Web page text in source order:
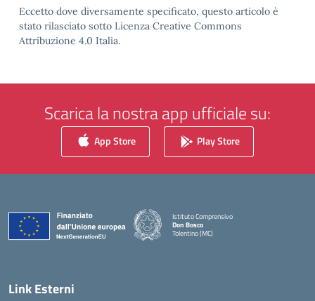
Eccetto dove diversamente specificato, questo articolo è
stato rilasciato sotto Licenza Creative Commons
Attribuzione 4.0 Italia.
Scarica la nostra app ufficiale su:
App Store Play Store
Istituto Comprensivo
Don Bosco
Tolentino (MC)
Link Esterni